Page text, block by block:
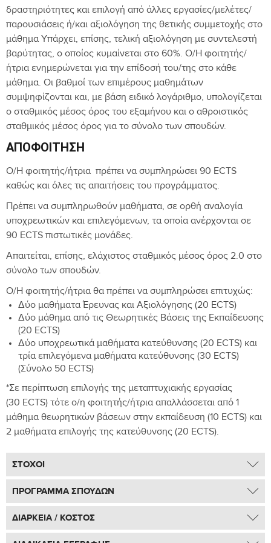
δραστηριότητες και επιλογή από άλλες εργασίες/μελέτες/
παρουσιάσεις ή/και αξιολόγηση της θετικής συμμετοχής στο
μάθημα Υπάρχει, επίσης, τελική αξιολόγηση με συντελεστή
βαρύτητας, ο οποίος κυμαίνεται στο 60%. Ο/Η φοιτητής/
ήτρια ενημερώνεται για την επίδοσή του/της στο κάθε
μάθημα. Οι βαθμοί των επιμέρους μαθημάτων
συμψηφίζονται και, με βάση ειδικό λογάριθμο, υπολογίζεται
ο σταθμικός μέσος όρος του εξαμήνου και ο αθροιστικός
σταθμικός μέσος όρος για το σύνολο των σπουδών.
ΑΠΟΦΟΊΤΗΣΗ
Ο/Η φοιτητής/ήτρια πρέπει να συμπληρώσει 90 ECTS
καθώς και όλες τις απαιτήσεις του προγράμματος.
Πρέπει να συμπληρωθούν μαθήματα, σε ορθή αναλογία
υποχρεωτικών και επιλεγόμενων, τα οποία ανέρχονται σε
90 ECTS πιστωτικές μονάδες.
Απαιτείται, επίσης, ελάχιστος σταθμικός μέσος όρος 2.0 στο
σύνολο των σπουδών.
Ο/Η φοιτητής/ήτρια θα πρέπει να συμπληρώσει επιτυχώς:
Δύο μαθήματα Έρευνας και Αξιολόγησης (20 ECTS)
Δύο μάθημα από τις Θεωρητικές Βάσεις της Εκπαίδευσης
(20 ECTS)
Δύο υποχρεωτικά μαθήματα κατεύθυνσης (20 ECTS) και
τρία επιλεγόμενα μαθήματα κατεύθυνσης (30 ECTS)
(Σύνολο 50 ECTS)
*Σε περίπτωση επιλογής της μεταπτυχιακής εργασίας
(30 ECTS) τότε ο/η φοιτητής/ήτρια απαλλάσσεται από 1
μάθημα θεωρητικών βάσεων στην εκπαίδευση (10 ECTS) και
2 μαθήματα επιλογής της κατεύθυνσης (20 ECTS).
ΣΤΟΧΟΙ
Με την επιτυχή ολοκλήρωση του προγράμματος, οι
φοιτητές/ ήτριες θα είναι σε θέση:
Να εμβαθύνουν στη βασική βιβλιογραφία της
εξειδίκευσης.
ΠΡΟΓΡΑΜΜΑ ΣΠΟΥΔΩΝ
ΔΟΜΗ ΠΡΟΓΡΑΜΜΑΤΟΣ
ΔΙΑΡΚΕΙΑ / ΚΟΣΤΟΣ